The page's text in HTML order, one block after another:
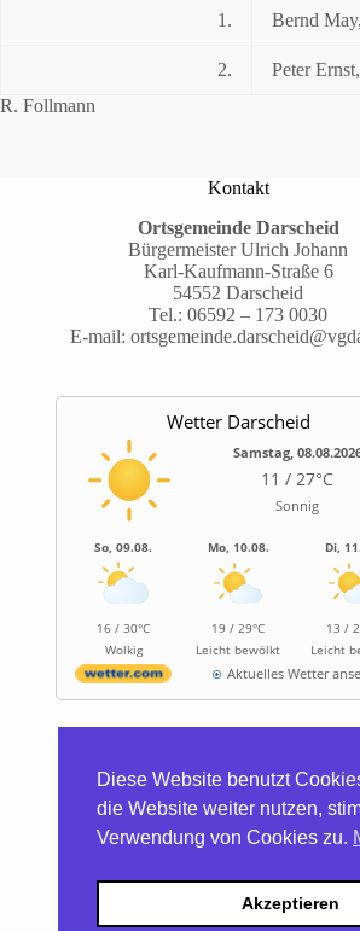
1. Bernd
2.
Peter
R. Follmann
Kontakt
Ortsgemeinde Darscheid
Bürgermeister Ulrich Johann
Karl-Kaufmann-Straße 6
54552 Darscheid
Tel.:06592 – 173 0030
E-mail:
Wetter Darscheid
Samstag,
11 / 27°C
Sonnig
So, 09.08.
16 / 30°C
Wolkig
Mo, 10.08.
19 / 29°C
Leicht bewölkt
Di,
13 /
Leicht
Aktuelles Wetter
Biocontainer
Trinkwasserhärte
Satzung/Gebühren
Datenschutzerklärung
Impressum
Diese Website benutzt
die Website weiter nutzen,
Verwendung von Cookies zu.
Akzeptieren